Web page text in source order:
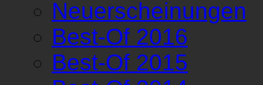
Neuerscheinungen
Best-Of 2016
Best-Of 2015